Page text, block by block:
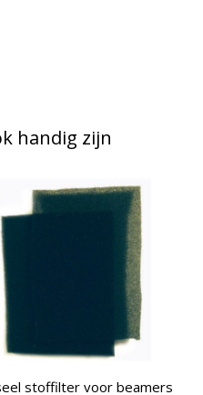
handig zijn
stoffilter voor beamers